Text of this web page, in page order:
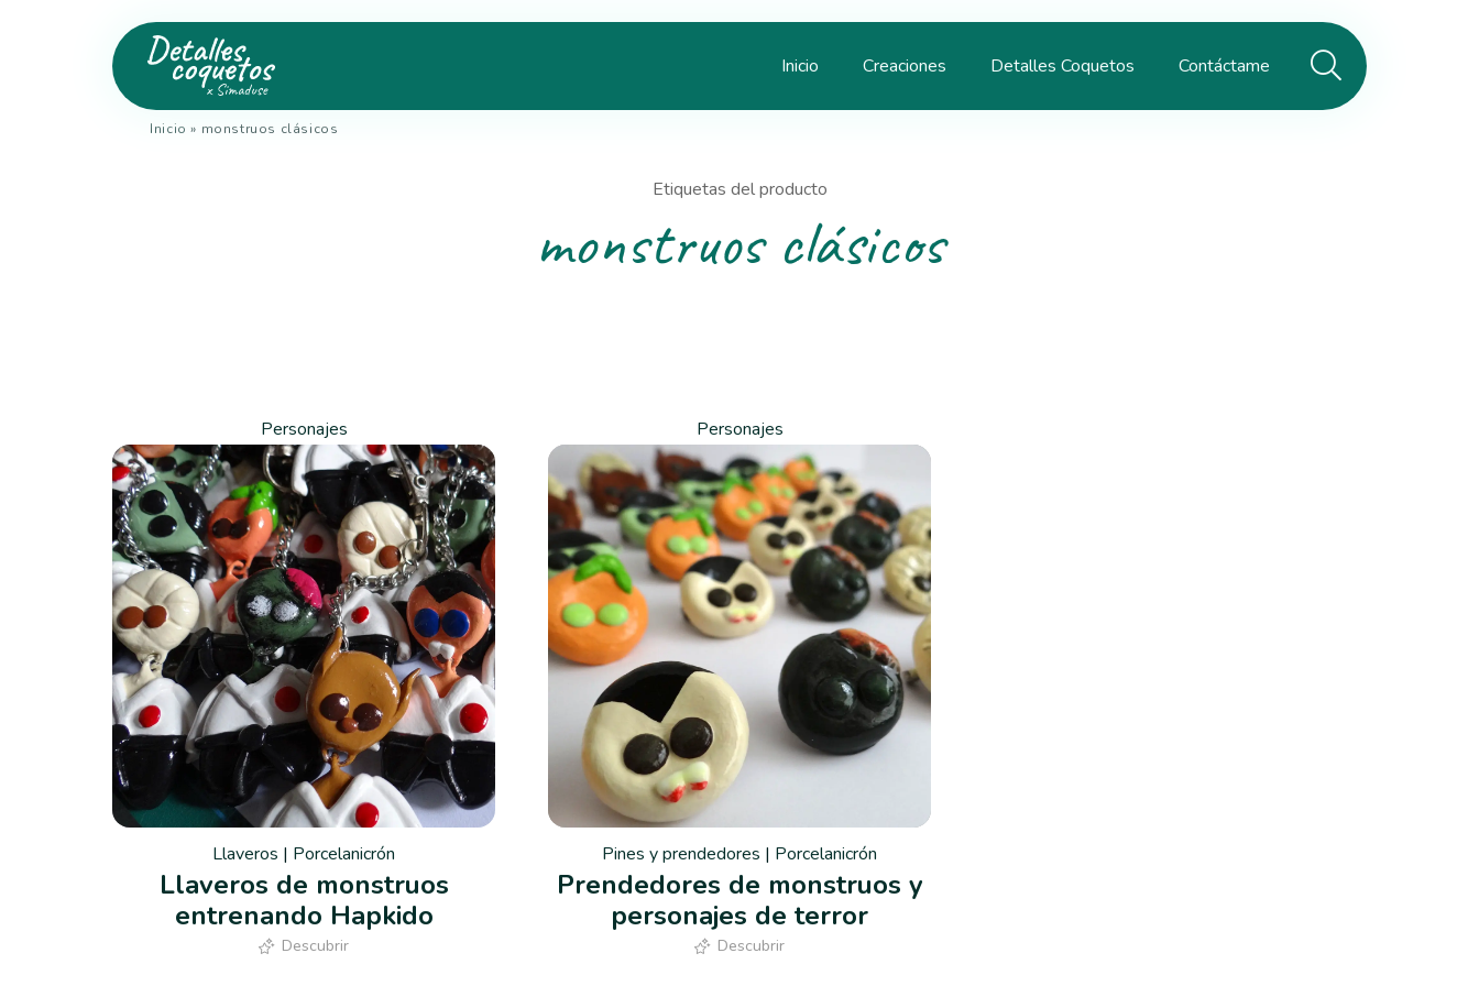
Inicio Creaciones Detalles Coquetos Contáctame
Inicio » monstruos clásicos
Etiquetas del producto
monstruos clásicos
Personajes
Llaveros | Porcelanicrón
Llaveros de monstruos
entrenando Hapkido
Descubrir
Personajes
Pines y prendedores | Porcelanicrón
Prendedores de monstruos y
personajes de terror
Descubrir